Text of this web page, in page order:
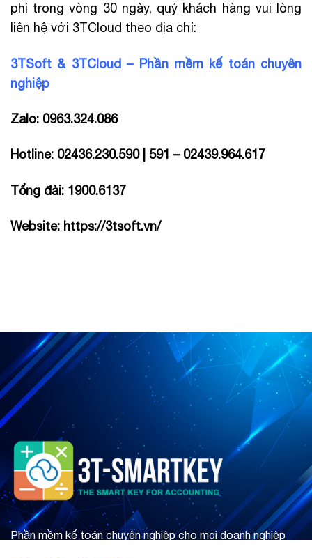
phí trong vòng 30 ngày, quý khách hàng vui lòng
liên hệ với 3TCloud theo địa chỉ:
3TSoft & 3TCloud – Phần mềm kế toán chuyên
nghiệp
Zalo: 0963.324.086
Hotline: 02436.230.590 | 591 – 02439.964.617
Tổng đài: 1900.6137
Website: https://3tsoft.vn/
Phần mềm kế toán chuyên nghiệp cho mọi doanh nghiệp